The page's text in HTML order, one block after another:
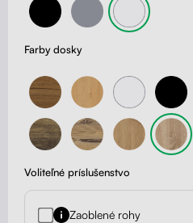
Farby dosky
Voliteľné príslušenstvo
Zaoblené rohy